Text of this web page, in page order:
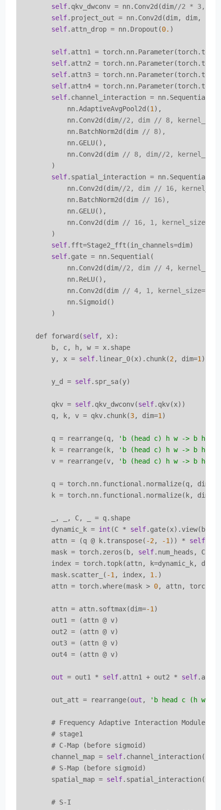
self.qkv_dwconv = nn.Conv2d(dim//2 * 3,
self.project_out = nn.Conv2d(dim, dim,
self.attn_drop = nn.Dropout(0. )
self.attn1 =
self.attn2 =
self.attn3 =
self.attn4 =
self.channel_interaction = nn.Sequential(
            nn.AdaptiveAvgPool2d(
1 ),
            nn.Conv2d(dim
//2, dim // 8,
            nn.BatchNorm2d(dim
// 8),
            nn.GELU(),
            nn.Conv2d(dim
// 8, dim//2,
        )
self.spatial_interaction = nn.Sequential(
            nn.Conv2d(dim
//2, dim // 16,
            nn.BatchNorm2d(dim
// 16),
            nn.GELU(),
            nn.Conv2d(dim
// 16, 1, kernel_size=1)
        )
self.fft=Stage2_fft(in_channels=dim)
self.gate = nn.Sequential(
            nn.Conv2d(dim
//2, dim // 4,
            nn.ReLU(),
            nn.Conv2d(dim
// 4, 1, kernel_size=1),
            nn.Sigmoid()
        )
    def forward(
self, x):
        b, c, h, w = x.shape
        y, x =
self.linear_0(x).chunk(2 , dim=1 )
        y_d =
self.spr_sa(y)
        qkv =
self.qkv_dwconv(self.qkv(x))
        q, k, v = qkv.chunk(
3, dim=1 )
        q = rearrange(q,
'b (head c) h w -> b
        k = rearrange(k,
'b (head c) h w -> b
        v = rearrange(v,
'b (head c) h w -> b
        q = torch.nn.functional.normalize(q, dim=
        k = torch.nn.functional.normalize(k, dim=
        _, _, C, _ = q.shape
        dynamic_k =
int (C * self.gate(x).view(b,
        attn = (q @ k.transpose(
-2 , -1 )) * self
        mask = torch.zeros(b,
self.num_heads, C,
        index = torch.topk(attn, k=dynamic_k, dim=
        mask.scatter_(
-1 , index, 1. )
        attn = torch.where(mask >
0, attn,
        attn = attn.softmax(dim=
-1 )
        out1 = (attn @ v)
        out2 = (attn @ v)
        out3 = (attn @ v)
        out4 = (attn @ v)
out = out1 * self.attn1 + out2 * self
        out_att = rearrange(
out , 'b head c (h w) -
# Frequency Adaptive Interaction Module
        # stage1
        # C-Map (before sigmoid)
        channel_map =
self
        # S-Map (before sigmoid)
        spatial_map =
self.spatial_interaction(y_d)
        # S-I